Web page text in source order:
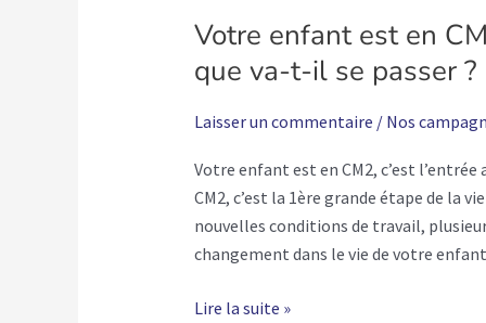
Votre enfant est en
que va-t-il se passer ?
Laisser un commentaire / Nos
Votre enfant est en CM2, c’est
CM2, c’est la 1ère grande étape de la
nouvelles conditions de travail,
changement dans le vie de votre
passer
?
Lire la suite »